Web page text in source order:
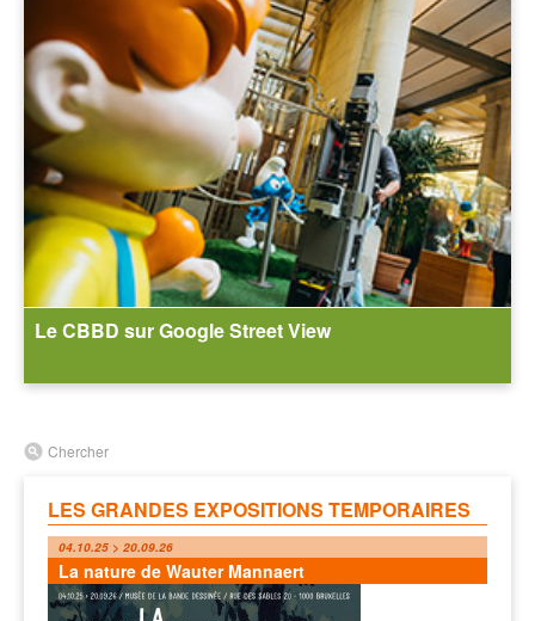
Le CBBD sur Google Street View
Chercher
LES GRANDES EXPOSITIONS TEMPORAIRES
04.10.25 > 20.09.26
La nature de Wauter Mannaert